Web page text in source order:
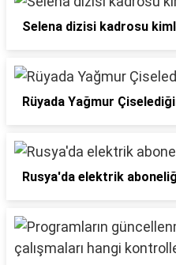
Selena dizisi kadrosu
Rüyada Yağmur
Rusya'da elektrik aboneliği